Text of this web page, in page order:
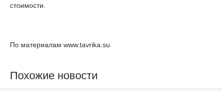
стоимости.
По материалам www.tavrika.su
Похожие новости